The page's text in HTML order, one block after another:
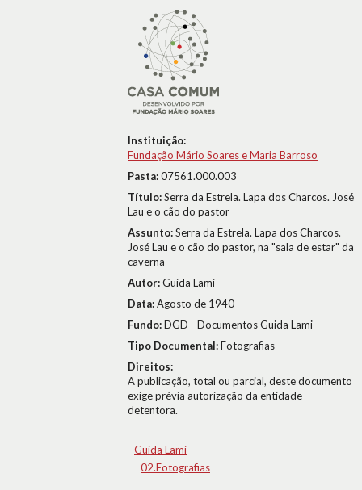
Instituição:
Fundação Mário Soares e Maria Barroso
Pasta:07561.000.003
Título:Serra da Estrela. Lapa dos Charcos. José
Lau e o cão do pastor
Assunto:Serra da Estrela. Lapa dos Charcos.
José Lau e o cão do pastor, na "sala de estar" da
caverna
Autor:Guida Lami
Data:Agosto de 1940
Fundo:DGD - Documentos Guida Lami
Tipo Documental:Fotografias
Direitos:
A publicação, total ou parcial, deste documento
exige prévia autorização da entidade
detentora.
Guida Lami
02.Fotografias